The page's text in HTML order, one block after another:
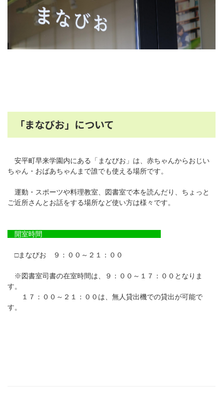
「まなびお」について
安平町早来学園内にある「まなびお」は、赤ちゃんからおじい
ちゃん・おばあちゃんまで誰でも使える場所です。
運動・スポーツや料理教室、図書室で本を読んだり、ちょっと
ご近所さんとお話をする場所など使い方は様々です。
開室時間
□まなびお ９：００～２１：００
※図書室司書の在室時間は、９：００～１７：００となりま
す。
１７：００～２１：００は、無人貸出機での貸出が可能で
す。